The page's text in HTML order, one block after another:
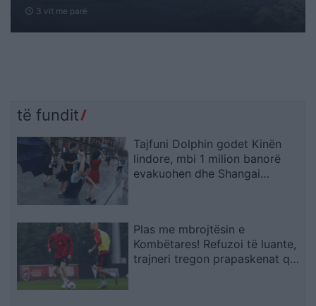
schedule 3 vit me parë
të fundit
Tajfuni Dolphin godet Kinën
lindore, mbi 1 milion banorë
evakuohen dhe Shangai
Plas me mbrojtësin e
Kombëtares! Refuzoi të luante,
trajneri tregon prapaskenat që